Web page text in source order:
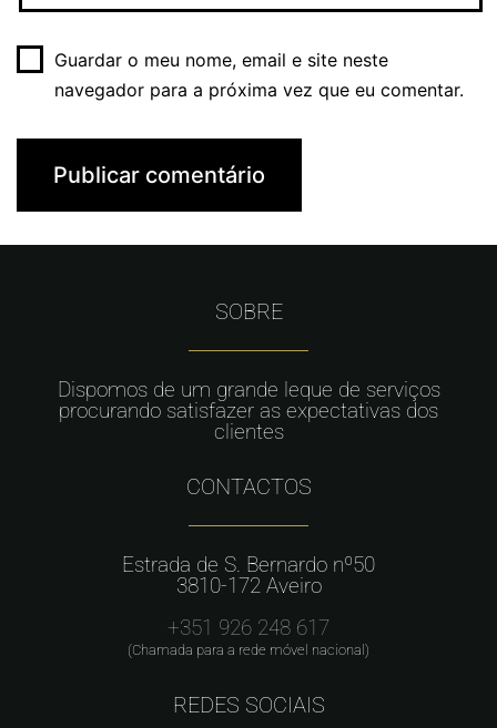
Guardar o meu nome, email e site neste
navegador para a próxima vez que eu comentar.
SOBRE
Dispomos de um grande leque de serviços
procurando satisfazer as expectativas dos
clientes
CONTACTOS
Estrada de S. Bernardo nº50
3810-172 Aveiro
+351 926 248 617
(Chamada para a rede móvel nacional)
REDES SOCIAIS